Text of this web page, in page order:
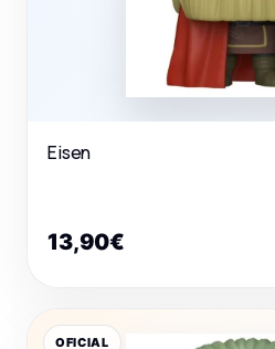
Eisen
13,90€
OFICIAL